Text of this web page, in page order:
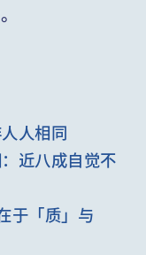
人相同
近八成自觉不
于「质」与